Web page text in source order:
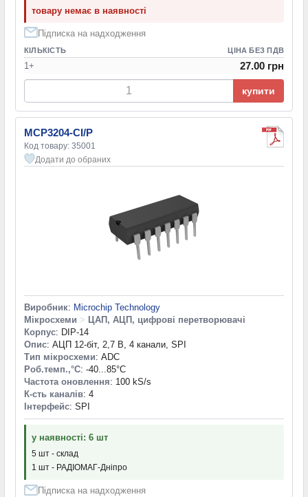
товару немає в наявності
Підписка на надходження
КІЛЬКІСТЬ ЦІНА БЕЗ ПДВ
1+ 27.00 грн
купити
MCP3204-CI/P
Код товару: 35001
Додати до обраних
Виробник: Microchip Technology
Мікросхеми > ЦАП, АЦП, цифрові перетворювачі
Корпус: DIP-14
Опис: АЦП 12-біт, 2,7 В, 4 канали, SPI
Тип мікросхеми: ADC
Роб.темп.,°С: -40...85°С
Частота оновлення: 100 kS/s
К-сть каналів: 4
Інтерфейс: SPI
у наявності: 6 шт
5 шт - склад
1 шт - РАДІОМАГ-Дніпро
Підписка на надходження